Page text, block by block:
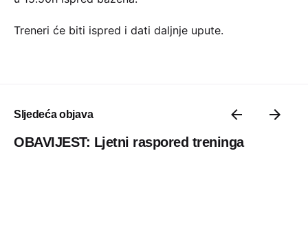
Treneri će biti ispred i dati daljnje upute.
Sljedeća objava
OBAVIJEST: Ljetni raspored treninga